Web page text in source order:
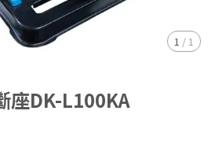
1 / 1
座DK-L100KA